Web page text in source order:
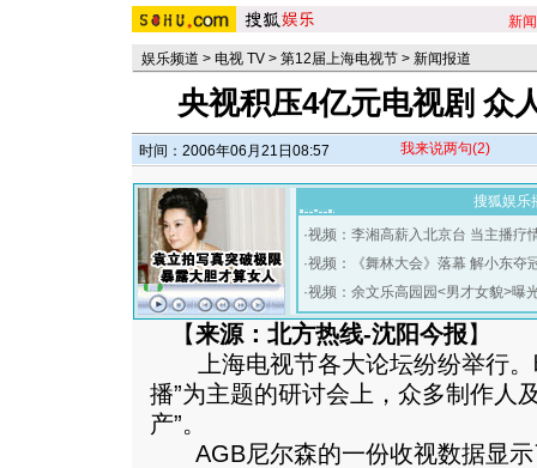
新闻
娱乐频道 > 电视 TV > 第12届上海电视节 > 新闻报道
央视积压4亿元电视剧 众
时间：2006年06月21日08:57 我来说两句(2)
搜狐娱乐
·视频：李湘高薪入北京台 当主播疗
·视频：《舞林大会》落幕 解小东夺
·视频：余文乐高园园<男才女貌>曝
【来源：北方热线-沈阳今报】
上海电视节各大论坛纷纷举行。
播”为主题的研讨会上，众多制作人
产”。
AGB尼尔森的一份收视数据显示